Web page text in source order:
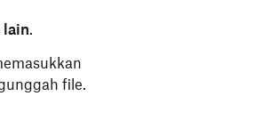
lain.
file.